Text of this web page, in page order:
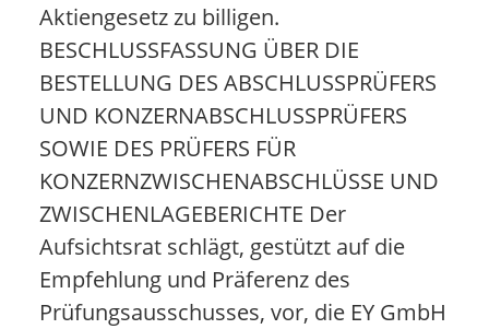
Aktiengesetz zu billigen.
BESCHLUSSFASSUNG ÜBER DIE
BESTELLUNG DES ABSCHLUSSPRÜFERS
UND KONZERNABSCHLUSSPRÜFERS
SOWIE DES PRÜFERS FÜR
KONZERNZWISCHENABSCHLÜSSE UND
ZWISCHENLAGEBERICHTE Der
Aufsichtsrat schlägt, gestützt auf die
Empfehlung und Präferenz des
Prüfungsausschusses, vor, die EY GmbH